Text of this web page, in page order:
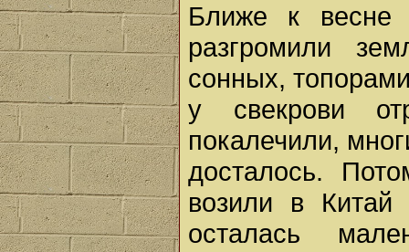
Ближе к весне
разгромили
сонных,
у свекрови
покалечили,
досталось.
возили в
осталась